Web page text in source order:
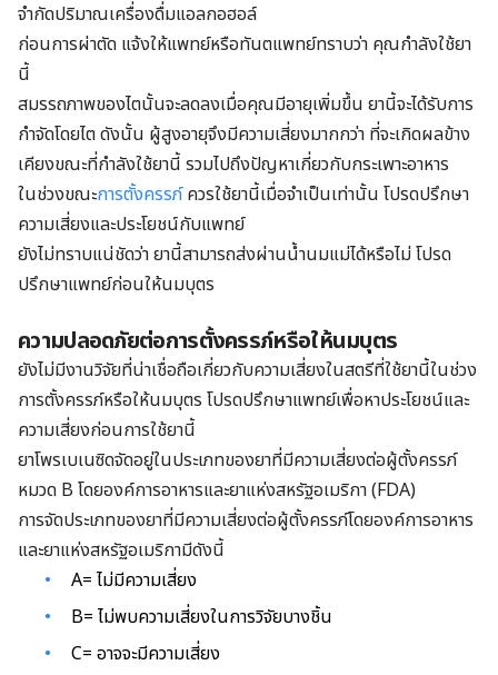
จำกัดปริมาณเครื่องดื่มแอลกอฮอล์
ก่อนการผ่าตัด แจ้งให้แพทย์หรือทันตแพทย์ทราบว่า คุณกำลังใช้ยา
นี้
สมรรถภาพของไตนั้นจะลดลงเมื่อคุณมีอายุเพิ่มขึ้น ยานี้จะได้รับการ
กำจัดโดยไต ดังนั้น ผู้สูงอายุจึงมีความเสี่ยงมากกว่า ที่จะเกิดผลข้าง
เคียงขณะที่กำลังใช้ยานี้ รวมไปถึงปัญหาเกี่ยวกับกระเพาะอาหาร
ในช่วงขณะการตั้งครรภ์ควรใช้ยานี้เมื่อจำเป็นเท่านั้น โปรดปรึกษา
ความเสี่ยงและประโยชน์กับแพทย์
ยังไม่ทราบแน่ชัดว่า ยานี้สามารถส่งผ่านน้ำนมแม่ได้หรือไม่ โปรด
ปรึกษาแพทย์ก่อนให้นมบุตร
ความปลอดภัยต่อการตั้งครรภ์หรือให้นมบุตร
ยังไม่มีงานวิจัยที่น่าเชื่อถือเกี่ยวกับความเสี่ยงในสตรีที่ใช้ยานี้ในช่วง
การตั้งครรภ์หรือให้นมบุตร โปรดปรึกษาแพทย์เพื่อหาประโยชน์และ
ความเสี่ยงก่อนการใช้ยานี้
ยาโพรเบเนซิดจัดอยู่ในประเภทของยาที่มีความเสี่ยงต่อผู้ตั้งครรภ์
หมวด B โดยองค์การอาหารและยาแห่งสหรัฐอเมริกา (FDA)
การจัดประเภทของยาที่มีความเสี่ยงต่อผู้ตั้งครรภ์โดยองค์การอาหาร
และยาแห่งสหรัฐอเมริกามีดังนี้
A= ไม่มีความเสี่ยง
B= ไม่พบความเสี่ยงในการวิจัยบางชิ้น
C= อาจจะมีความเสี่ยง